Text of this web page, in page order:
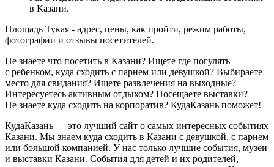
в Казани.
Площадь Тукая - адрес, цены, как пройти, режим работы,
фотографии и отзывы посетителей.
Не знаете что посетить в Казани? Ищете где погулять
с ребенком, куда сходить с парнем или девушкой? Выбираете
место для свидания? Ищете развлечения на выходные?
Интересуетесь активным отдыхом? Посещаете выставки?
Не знаете куда сходить на корпоратив? КудаКазань поможет!
КудаКазань — это лучший сайт о самых интересных событиях
Казани. Мы знаем куда сходить в Казани с девушкой, с парнем
или большой компанией. У нас только лучшие события, музеи
и выставки Казани. События для детей и их родителей,